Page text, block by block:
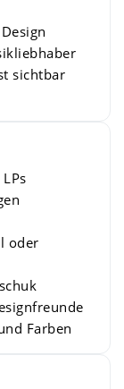
sichtbar
oder
Farben